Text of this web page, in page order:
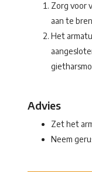
Zorg voor
aan te
Het
Advies
Zet het
Neem